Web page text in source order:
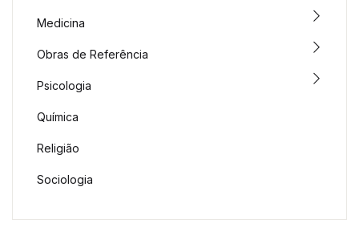
Medicina
Obras de Referência
Psicologia
Química
Religião
Sociologia